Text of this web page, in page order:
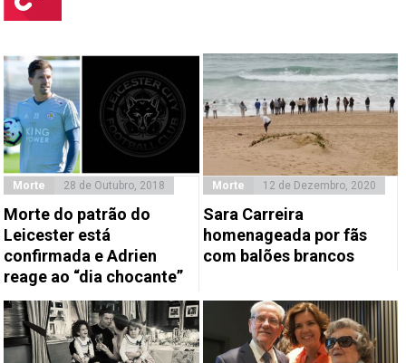
Morte 28 de Outubro, 2018
Morte do patrão do
Leicester está
confirmada e Adrien
reage ao “dia chocante”
Morte 12 de Dezembro, 2020
Sara Carreira
homenageada por fãs
com balões brancos